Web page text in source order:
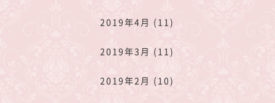
2019年4月 (11)
2019年3月 (11)
2019年2月 (10)